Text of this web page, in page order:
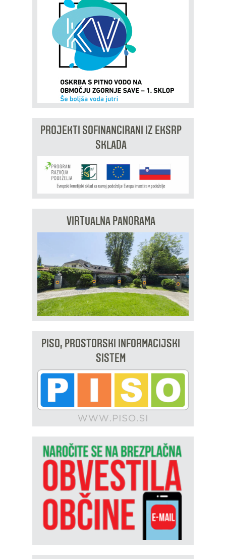
PROJEKTI SOFINANCIRANI IZ EKSRP
SKLADA
VIRTUALNA PANORAMA
PISO, PROSTORSKI INFORMACIJSKI
SISTEM